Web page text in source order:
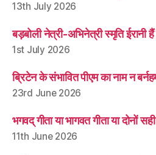
13th July 2026
बड़बोली नेत्री-अभिनेत्री स्मृति ईरानी हैं
1st July 2026
ब्रिटेन के संभावित पीएम का नाम न
23rd June 2026
भगवद् गीता या भागवत गीता या दोनों
11th June 2026